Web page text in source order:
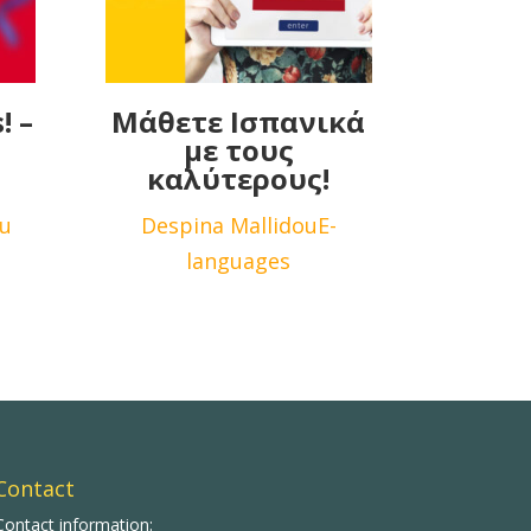
– Μάθετε Ισπανικά
με τους
καλύτερους!
Despina MallidouE-
languages
information: